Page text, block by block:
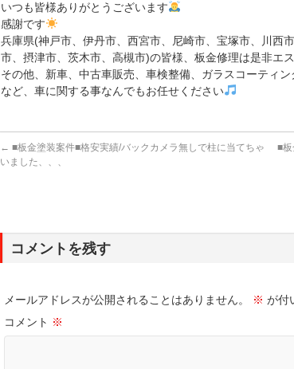
いつも皆様ありがとうございます
感謝です
兵庫県(神戸市、伊丹市、西宮市、尼崎市、宝塚市、川西
市、摂津市、茨木市、高槻市)の皆様、板金修理は是非エ
その他、新車、中古車販売、車検整備、ガラスコーティ
など、車に関する事なんでもお任せください
← ■板金塗装案件■格安実績/バックカメラ無しで柱に当てちゃ
いました、、、
■板
コメントを残す
メールアドレスが公開されることはありません。 ※ が付
コメント ※